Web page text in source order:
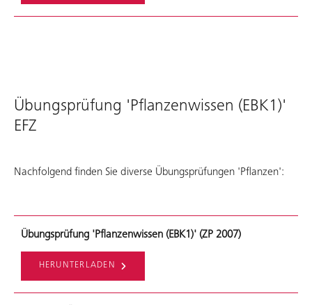
Übungsprüfung 'Pflanzenwissen (EBK1)'
EFZ
Nachfolgend finden Sie diverse Übungsprüfungen 'Pflanzen':
Übungsprüfung 'Pflanzenwissen (EBK1)' (ZP 2007)
HERUNTERLADEN